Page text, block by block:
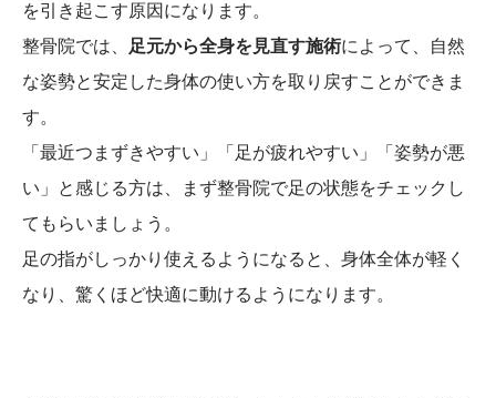
を引き起こす原因になります。
整骨院では、
足元から全身を見直す施術によって、自然
な姿勢と安定した身体の使い方を取り戻すことができま
す。
「最近つまずきやすい」「足が疲れやすい」「姿勢が悪
い」と感じる方は、まず整骨院で足の状態をチェックし
てもらいましょう。
足の指がしっかり使えるようになると、身体全体が軽く
なり、驚くほど快適に動けるようになります。